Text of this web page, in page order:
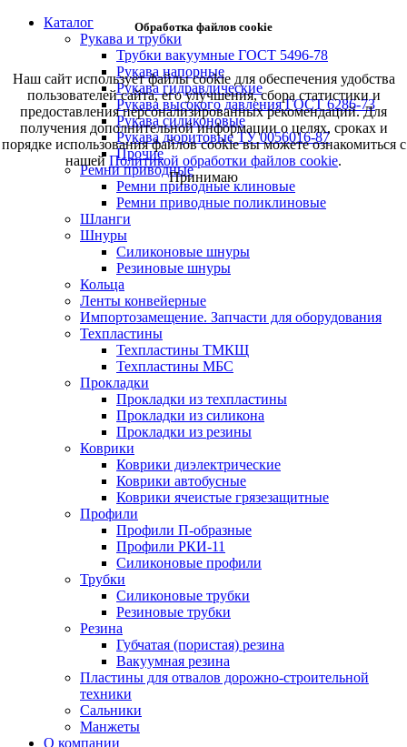
Каталог
Рукава и трубки
Трубки вакуумные ГОСТ 5496-78
Рукава напорные
Рукава гидравлические
Рукава высокого давления ГОСТ 6286-73
Рукава силиконовые
Рукава дюритовые ТУ 0056016-87
Прочие
Ремни приводные
Ремни приводные клиновые
Ремни приводные поликлиновые
Шланги
Шнуры
Силиконовые шнуры
Резиновые шнуры
Кольца
Ленты конвейерные
Импортозамещение. Запчасти для оборудования
Техпластины
Техпластины ТМКЩ
Техпластины МБС
Прокладки
Прокладки из техпластины
Прокладки из силикона
Прокладки из резины
Коврики
Коврики диэлектрические
Коврики автобусные
Коврики ячеистые грязезащитные
Профили
Профили П-образные
Профили РКИ-11
Силиконовые профили
Трубки
Силиконовые трубки
Резиновые трубки
Резина
Губчатая (пористая) резина
Вакуумная резина
Пластины для отвалов дорожно-строительной
техники
Сальники
Манжеты
О компании
Обработка файлов cookie
Наш сайт использует файлы cookie для обеспечения удобства
пользователей сайта, его улучшения, сбора статистики и
предоставления персонализированных рекомендаций. Для
получения дополнительной информации о целях, сроках и
порядке использования файлов cookie вы можете ознакомиться с
нашейПолитикой обработки файлов cookie.
Принимаю